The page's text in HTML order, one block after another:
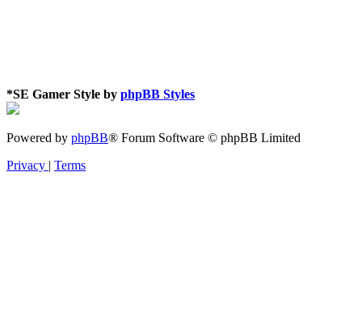
*SE Gamer Style by phpBB Styles
Powered by phpBB® Forum Software © phpBB Limited
Privacy | Terms